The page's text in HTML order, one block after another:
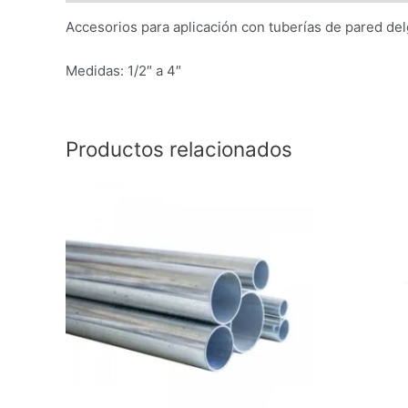
Accesorios para aplicación con tuberías de pared
Medidas: 1/2″ a 4″
Productos relacionados